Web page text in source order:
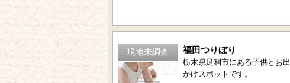
現地未調査 福田つりぼり
栃木県足利市にある子供とお出
かけスポットです。